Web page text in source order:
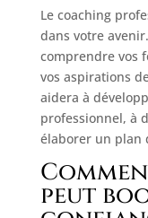
Le coaching
dans votre
comprendre vos
vos aspirations
aidera à
professionnel, à
élaborer un plan
peut